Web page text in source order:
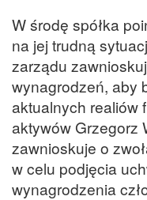
W środę spółka
na jej trudną
zarządu
wynagrodzeń, aby
aktualnych realiów
aktywów Grzegorz
zawnioskuje o
w celu podjęcia
wynagrodzenia